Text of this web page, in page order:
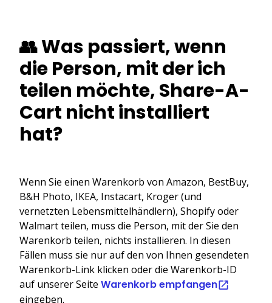
👥 Was passiert, wenn
die Person, mit der ich
teilen möchte, Share-A-
Cart nicht installiert
hat?
Wenn Sie einen Warenkorb von Amazon, BestBuy,
B&H Photo, IKEA, Instacart, Kroger (und
vernetzten Lebensmittelhändlern), Shopify oder
Walmart teilen, muss die Person, mit der Sie den
Warenkorb teilen, nichts installieren. In diesen
Fällen muss sie nur auf den von Ihnen gesendeten
Warenkorb-Link klicken oder die Warenkorb-ID
auf unserer Seite Warenkorb empfangen
eingeben.